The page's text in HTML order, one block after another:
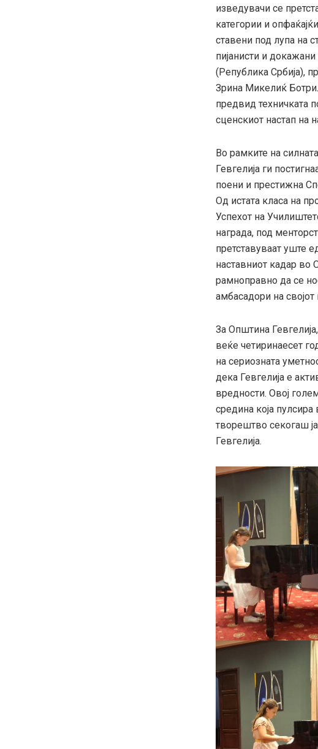
изведувачи се
категории и
ставени под лупа на
пијанисти и
(Република Србија),
Зрина Микелиќ
предвид техничката
сценскиот настап на
Во рамките на
Гевгелија ги
поени и престижна
Од истата класа на
Успехот на
награда, под
претставуваат уште
наставниот кадар во
рамноправно да се
амбасадори на својот
За Општина
веќе четиринаесет
на сериозната
дека Гевгелија е
вредности. Овој
средина која
творештво секогаш
Гевгелија.